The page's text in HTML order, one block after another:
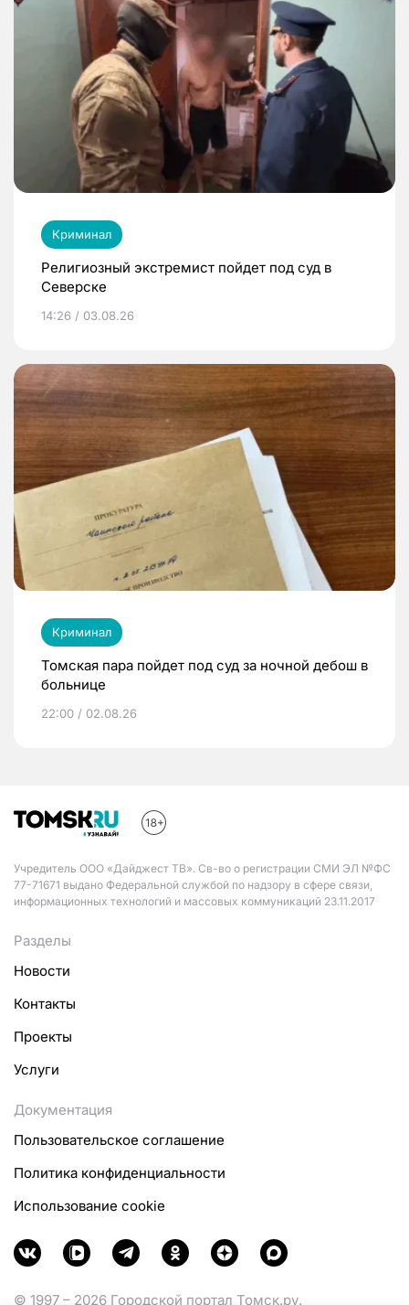
Криминал
Религиозный экстремист пойдет под суд в
Северске
14:26 / 03.08.26
Криминал
Томская пара пойдет под суд за ночной дебош в
больнице
22:00 / 02.08.26
Учредитель ООО «Дайджест ТВ». Св-во о регистрации СМИ ЭЛ №ФС
77-71671 выдано Федеральной службой по надзору в сфере связи,
информационных технологий и массовых коммуникаций 23.11.2017
Разделы
Новости
Контакты
Проекты
Услуги
Документация
Пользовательское соглашение
Политика конфиденциальности
Использование cookie
© 1997 – 2026 Городской портал Томск.ру.